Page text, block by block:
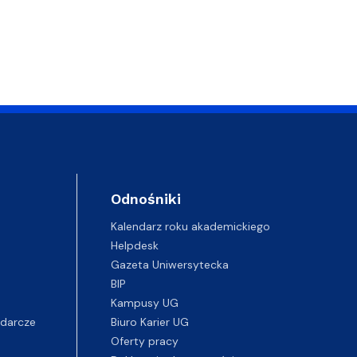
Odnośniki
Kalendarz roku akademickiego
Helpdesk
Gazeta Uniwersytecka
BIP
Kampusy UG
Biuro Karier UG
Oferty pracy